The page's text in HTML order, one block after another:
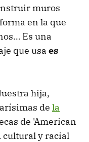
muros
en la que
Es una
que usa es
hija,
de la
de 'American
cultural y racial